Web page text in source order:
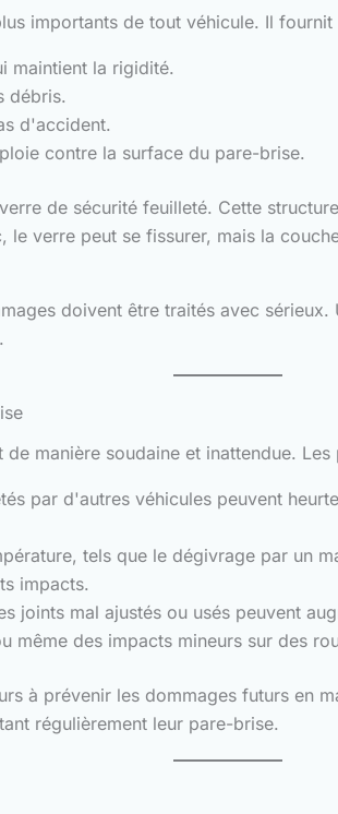
importants de tout véhicule. Il fournit
maintient la rigidité.
débris.
d'accident.
contre la surface du pare-brise.
de sécurité feuilleté. Cette
verre peut se fissurer, mais la
doivent être traités avec
manière soudaine et inattendue.
par d'autres véhicules peuvent
tels que le dégivrage par un
impacts.
joints mal ajustés ou usés peuvent
même des impacts mineurs sur des
à prévenir les dommages futurs en
régulièrement leur pare-brise.